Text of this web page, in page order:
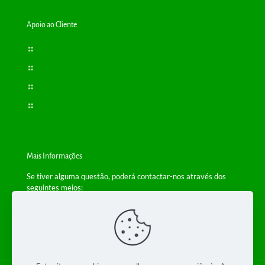
Apoio ao Cliente
Mais Informações
Se tiver alguma questão, poderá contactar-nos através dos
seguintes meios:
Telefone: +(351) 229 554 650
(Chamada para a rede fixa nacional)
info@bioplantas.com